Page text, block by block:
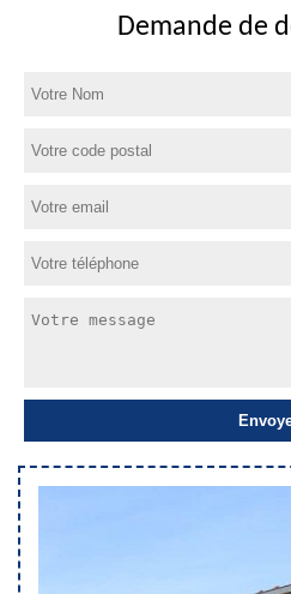
Demande de